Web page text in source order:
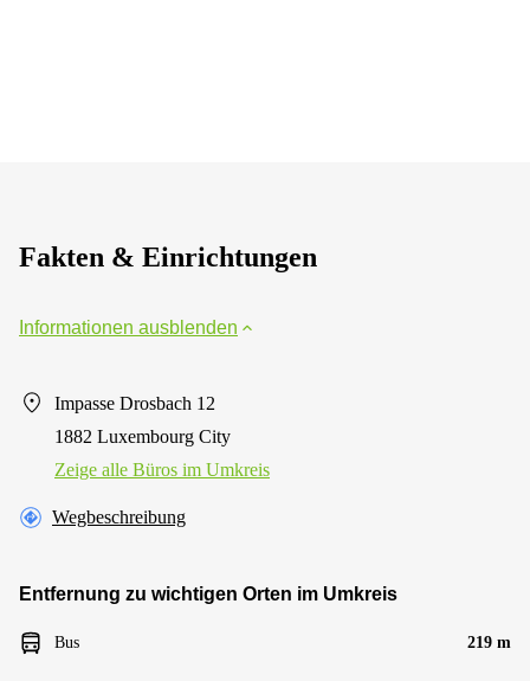
Fakten & Einrichtungen
Informationen ausblenden
Impasse Drosbach 12
1882 Luxembourg City
Zeige alle Büros im Umkreis
Wegbeschreibung
Entfernung zu wichtigen Orten im Umkreis
Bus 219 m